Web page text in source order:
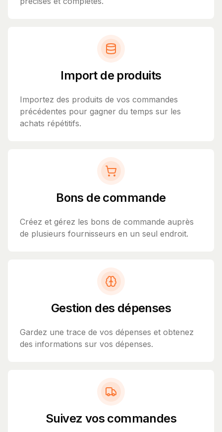
Import de produits
Importez des produits de vos commandes
précédentes pour gagner du temps sur les
achats répétitifs.
Bons de commande
Créez et gérez les bons de commande auprès
de plusieurs fournisseurs en un seul endroit.
Gestion des dépenses
Gardez une trace de vos dépenses et obtenez
des informations sur vos dépenses.
Suivez vos commandes